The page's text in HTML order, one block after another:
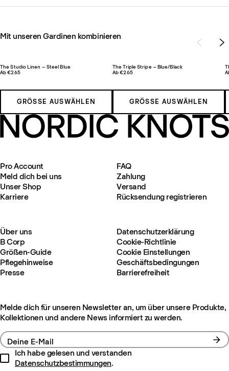
Mit unseren Gardinen kombinieren
The Studio Linen – Steel Blue
Ab €265
GRÖSSE AUSWÄHLEN
The Triple Stripe – Blue/Black
Ab €265
GRÖSSE AUSWÄHLEN
Pro Account
Meld dich bei uns
Unser Shop
Karriere
FAQ
Zahlung
Versand
Rücksendung registrieren
Über uns
B Corp
Größen-Guide
Pflegehinweise
Presse
Datenschutzerklärung
Cookie-Richtlinie
Cookie Einstellungen
Geschäftsbedingungen
Barrierefreiheit
Melde dich für unseren Newsletter an, um über unsere Produkte,
Kollektionen und andere News informiert zu werden.
Deine E-Mail
Ich habe gelesen und verstanden
Datenschutzbestimmungen.